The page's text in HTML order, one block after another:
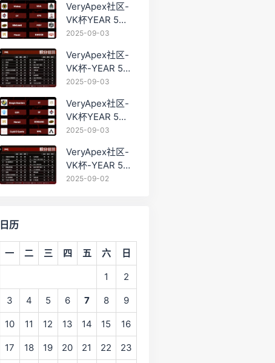
VeryApex社区-
VK杯YEAR 5
PRO训练赛
2025-09-03
VeryApex社区-
VK杯-YEAR 5
PRO训练赛
名积分：
2025-09-03
VeryApex社区-
VK杯YEAR 5
PRO训练赛
如图:
2025-09-03
VeryApex社区-
VK杯-YEAR 5
PRO训练赛
2025-09-02
日历
一 二 三 四 五 六 日
1 2
3 4 5 6 7 8 9
10 11 12 13 14 15 16
17 18 19 20 21 22 23